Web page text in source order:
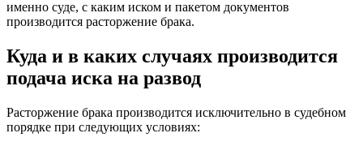
именно суде, с каким иском и пакетом документов
производится расторжение брака.
Куда и в каких случаях производится
подача иска на развод
Расторжение брака производится исключительно в судебном
порядке при следующих условиях: